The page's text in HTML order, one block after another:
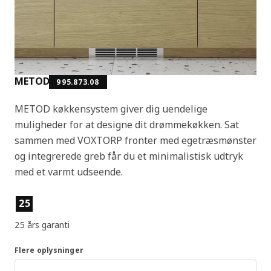
METOD 995.873.08
METOD køkkensystem giver dig uendelige
muligheder for at designe dit drømmekøkken. Sat
sammen med VOXTORP fronter med egetræsmønster
og integrerede greb får du et minimalistisk udtryk
med et varmt udseende.
Produktfunktioner
25
25 års garanti
Flere oplysninger